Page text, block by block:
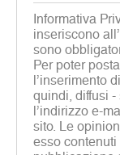
Informativa
inseriscono
sono
Per poter
l’inserimento
quindi, diffusi -
l’indirizzo e-
sito. Le
esso